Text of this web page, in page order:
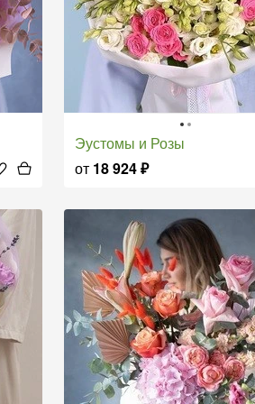
Эустомы и Розы
от 18 924₽